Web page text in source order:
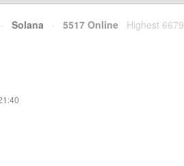
· Solana · 5517 Online Highest 6679